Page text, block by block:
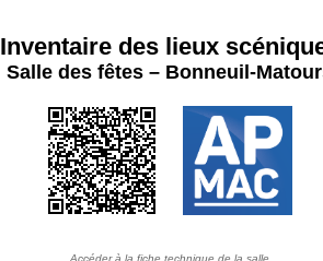
Inventaire des lieux
Salle des fêtes – Bonneuil-
Accéder à la fiche technique de la salle